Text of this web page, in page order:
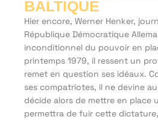
BALTIQUE
Hier encore, Werner Henker,
République Démocratique
inconditionnel du pouvoir en
printemps 1979, il ressent un
remet en question ses idéaux.
ses compatriotes, il ne devine
décide alors de mettre en place
permettra de fuir cette